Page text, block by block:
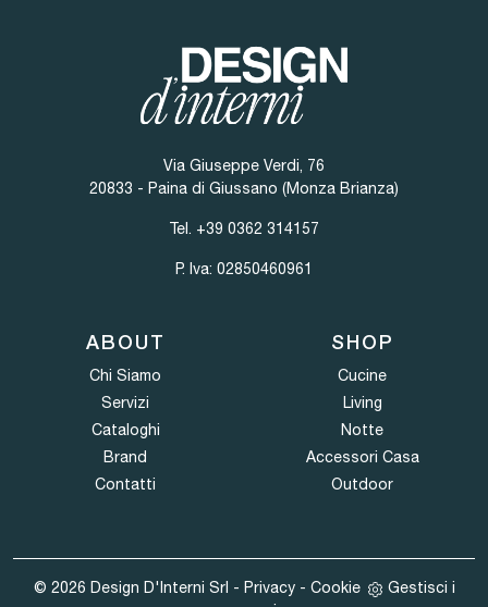
Via Giuseppe Verdi, 76
20833 - Paina di Giussano (Monza Brianza)
Tel. +39 0362 314157
P. Iva: 02850460961
ABOUT
Chi Siamo
Servizi
Cataloghi
Brand
Contatti
SHOP
Cucine
Living
Notte
Accessori Casa
Outdoor
© 2026 Design D'Interni Srl - Privacy- Cookie
Gestisci i